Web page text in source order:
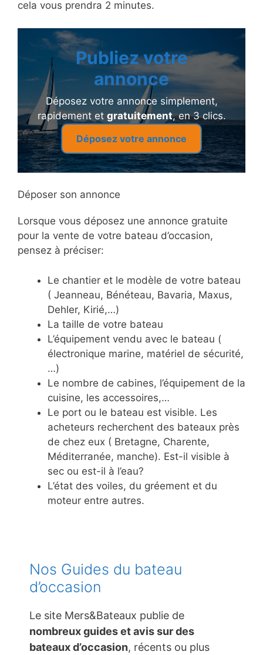
cela vous prendra 2 minutes.
Publiez votre
annonce
Déposez votre annonce simplement,
rapidement et gratuitement, en 3 clics.
Déposez votre annonce
Déposer son annonce
Lorsque vous déposez une annonce gratuite
pour la vente de votre bateau d’occasion,
pensez à préciser:
Le chantier et le modèle de votre bateau
( Jeanneau, Bénéteau, Bavaria, Maxus,
Dehler, Kirié,…)
La taille de votre bateau
L’équipement vendu avec le bateau (
électronique marine, matériel de sécurité,
…)
Le nombre de cabines, l’équipement de la
cuisine, les accessoires,…
Le port ou le bateau est visible. Les
acheteurs recherchent des bateaux près
de chez eux ( Bretagne, Charente,
Méditerranée, manche). Est-il visible à
sec ou est-il à l’eau?
L’état des voiles, du gréement et du
moteur entre autres.
Nos Guides du bateau
d’occasion
Le site Mers&Bateaux publie de
nombreux guides et avis sur des
bateaux d’occasion, récents ou plus